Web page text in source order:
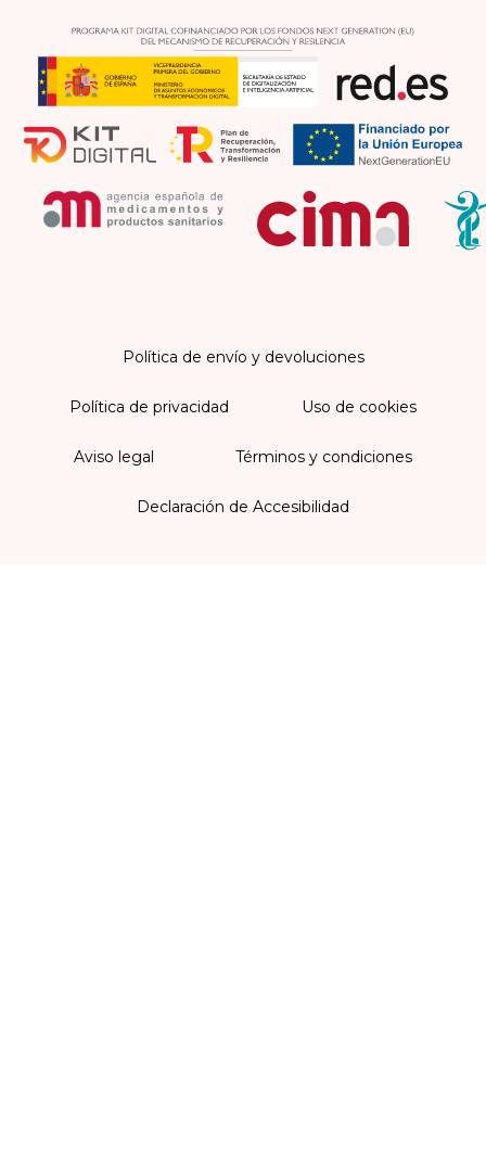
Política de envío y devoluciones
Política de privacidad Uso de cookies
Aviso legal Términos y condiciones
Declaración de Accesibilidad